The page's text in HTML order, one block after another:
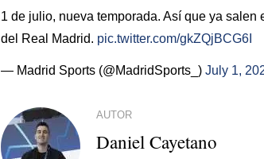
1 de julio, nueva temporada. Así que ya
del Real Madrid. pic.twitter.com/gkZQjBCG6I
— Madrid Sports (@MadridSports_) July 1,
AUTOR
Daniel Cayetano